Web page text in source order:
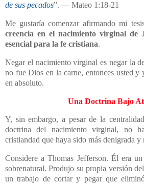
de sus pecados”. — Mateo 1:18-21
Me gustaría comenzar afirmando mi
creencia en el nacimiento virginal de
esencial para la fe cristiana.
Negar el nacimiento virginal es negar la
no fue Dios en la carne, entonces usted y
en absoluto.
Una Doctrina Bajo
Y, sin embargo, a pesar de la
doctrina del nacimiento virginal, no
cristiandad que haya sido más denigrada
Considere a Thomas Jefferson. Él era
sobrenatural. Produjo su propia versión
un trabajo de cortar y pegar que